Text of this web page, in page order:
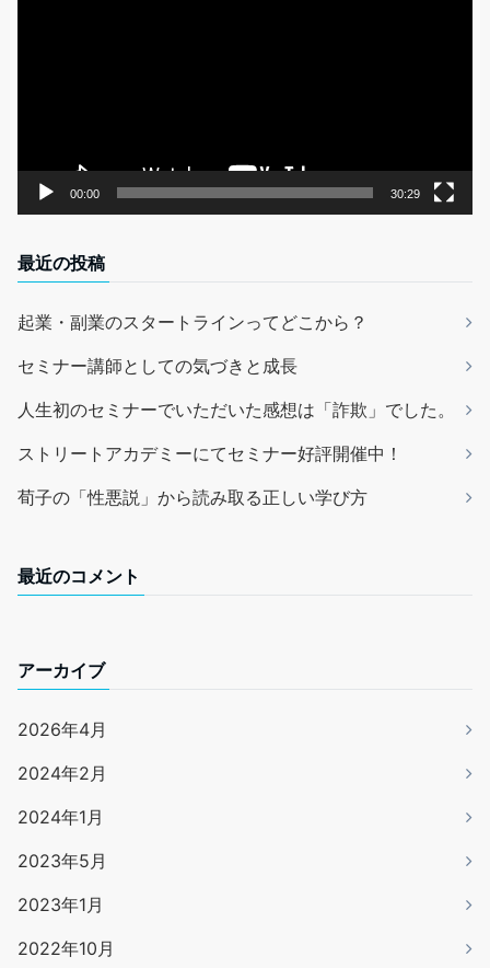
00:00 30:29
最近の投稿
起業・副業のスタートラインってどこから？
セミナー講師としての気づきと成長
人生初のセミナーでいただいた感想は「詐欺」でした。
ストリートアカデミーにてセミナー好評開催中！
荀子の「性悪説」から読み取る正しい学び方
最近のコメント
アーカイブ
2026年4月
2024年2月
2024年1月
2023年5月
2023年1月
2022年10月